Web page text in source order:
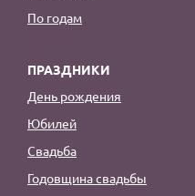
По годам
ПРАЗДНИКИ
День рождения
Юбилей
Свадьба
Годовщина свадьбы